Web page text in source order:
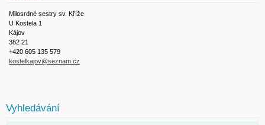
Milosrdné sestry sv. Kříže
U Kostela 1
Kájov
382 21
+420 605 135 579
kostelkajov@seznam.cz
Vyhledávání